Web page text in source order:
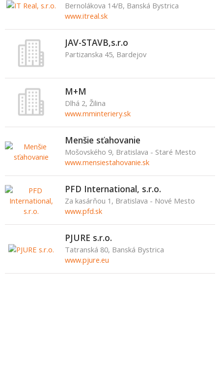
Bernolákova 14/B, Banská Bystrica
www.itreal.sk
JAV-STAVB,s.r.o
Partizanska 45, Bardejov
M+M
Dlhá 2, Žilina
www.mminteriery.sk
Menšie sťahovanie
Mošovského 9, Bratislava - Staré Mesto
www.mensiestahovanie.sk
PFD International, s.r.o.
Za kasárňou 1, Bratislava - Nové Mesto
www.pfd.sk
PJURE s.r.o.
Tatranská 80, Banská Bystrica
www.pjure.eu